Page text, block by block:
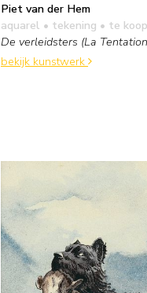
Piet van der Hem
aquarel • tekening • te koop
De verleidsters (La
bekijk kunstwerk